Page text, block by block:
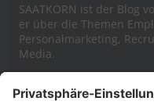
SAATKORN ist der Blog
er über die Themen
Personalmarketing,
Media.